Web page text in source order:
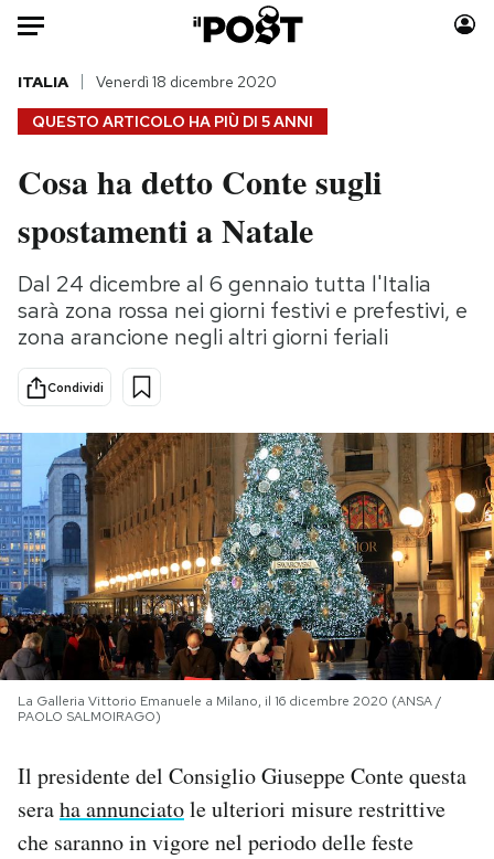
Auto
HOME
Italia
Politica
Tecnologia
Internet
Scienza
Cultura
Economia
Sport
Moda
Consumismi
Storie/Idee
Ok Boomer!
Media
Mondiali calcio 2026
PODCAST
NEWSLETTER
I MIEI PREFERITI
QUESTO ARTICOLO HA PIÙ DI 5 ANNI
ITALIA Venerdì 18 dicembre 2020
Cosa ha detto Conte sugli
spostamenti a Natale
Dal 24 dicembre al 6 gennaio tutta l'Italia
sarà zona rossa nei giorni festivi e prefestivi, e
zona arancione negli altri giorni feriali
Condividi
La Galleria Vittorio Emanuele a Milano, il 16 dicembre 2020 (ANSA /
PAOLO SALMOIRAGO)
Il presidente del Consiglio Giuseppe Conte questa
seraha annunciatole ulteriori misure restrittive
che saranno in vigore nel periodo delle feste